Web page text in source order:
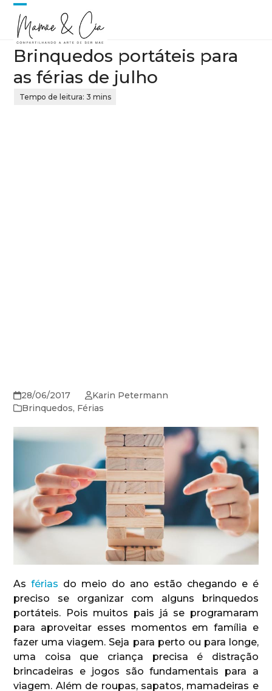
Skip
content
Open
mobile
menu
Close
mobile
menu
Brinquedos portáteis para
as férias de julho
28/06/2017
Karin Petermann
Brinquedos, Férias
Asférias do meio do ano estão chegando e é
preciso se organizar com alguns brinquedos
portáteis. Pois muitos pais já se programaram
para aproveitar esses momentos em família e
fazer uma viagem. Seja para perto ou para longe,
uma coisa que criança precisa é distração
brincadeiras e jogos são fundamentais para a
viagem. Além de roupas, sapatos, mamadeiras e